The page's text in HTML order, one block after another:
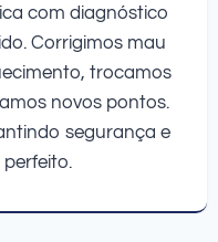
com diagnóstico
Corrigimos mau
trocamos
novos pontos.
segurança e